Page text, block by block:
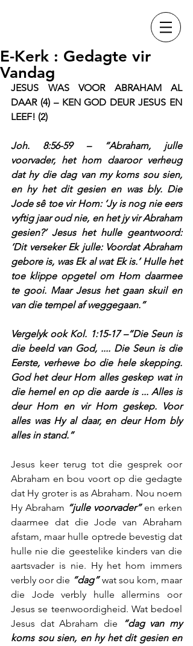
E-Kerk : Gedagte vir
Vandag
JESUS WAS VOOR ABRAHAM AL
DAAR (4) – KEN GOD DEUR JESUS EN
LEEF! (2)
Joh. 8:56-59 – “Abraham, julle
voorvader, het hom daaroor verheug
dat hy die dag van my koms sou sien,
en hy het dit gesien en was bly. Die
Jode sê toe vir Hom: ‘Jy is nog nie eers
vyftig jaar oud nie, en het jy vir Abraham
gesien?’ Jesus het hulle geantwoord:
‘Dit verseker Ek julle: Voordat Abraham
gebore is, was Ek al wat Ek is.’ Hulle het
toe klippe opgetel om Hom daarmee
te gooi. Maar Jesus het gaan skuil en
van die tempel af weggegaan.”
Vergelyk ook Kol. 1:15-17 –“Die Seun is
die beeld van God, .... Die Seun is die
Eerste, verhewe bo die hele skepping.
God het deur Hom alles geskep wat in
die hemel en op die aarde is ... Alles is
deur Hom en vir Hom geskep. Voor
alles was Hy al daar, en deur Hom bly
alles in stand.”
Jesus keer terug tot die gesprek oor
Abraham en bou voort op die gedagte
dat Hy groter is as Abraham. Nou noem
Hy Abraham “julle voorvader” en erken
daarmee dat die Jode van Abraham
afstam, maar hulle optrede bevestig dat
hulle nie die geestelike kinders van die
aartsvader is nie. Hy het hom immers
verbly oor die “dag” wat sou kom, maar
die Jode verbly hulle allermins oor
Jesus se teenwoordigheid. Wat bedoel
Jesus dat Abraham die
“dag van my
koms sou sien, en hy het dit gesien en